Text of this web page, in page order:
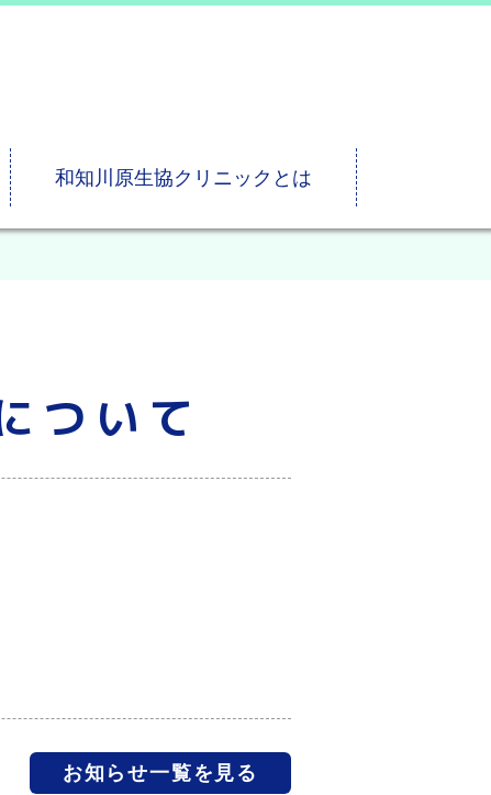
和知川原生協クリニックとは
ついて
お知らせ一覧を見る